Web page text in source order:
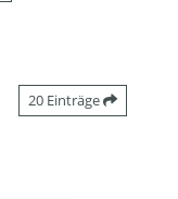
20 Einträge